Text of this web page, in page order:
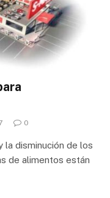
0
la disminución de los
de alimentos están